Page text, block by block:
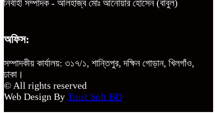
নির্বাহী সম্পাদক - আলহাজ্ব মোঃ আনোয়ার হোসেন (বাবুল)
অফিস:
সম্পাদকীয় কার্যালয়: ৩১৭/১, শান্তিপুর, দক্ষিন গোড়ান, খিলগাঁও,
ঢাকা।
© All rights reserved
Web Design By Trust Soft BD